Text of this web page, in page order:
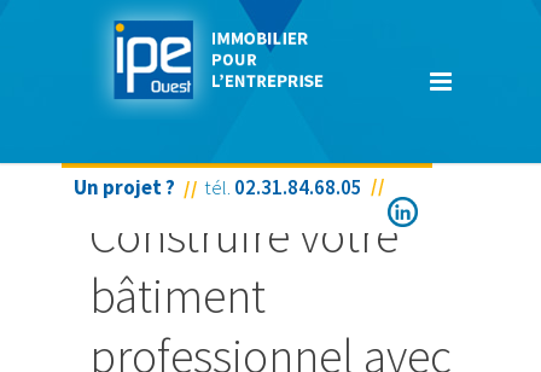
Un projet ? tél. 02.31.84.68.05
Construire votre
bâtiment
professionnel avec